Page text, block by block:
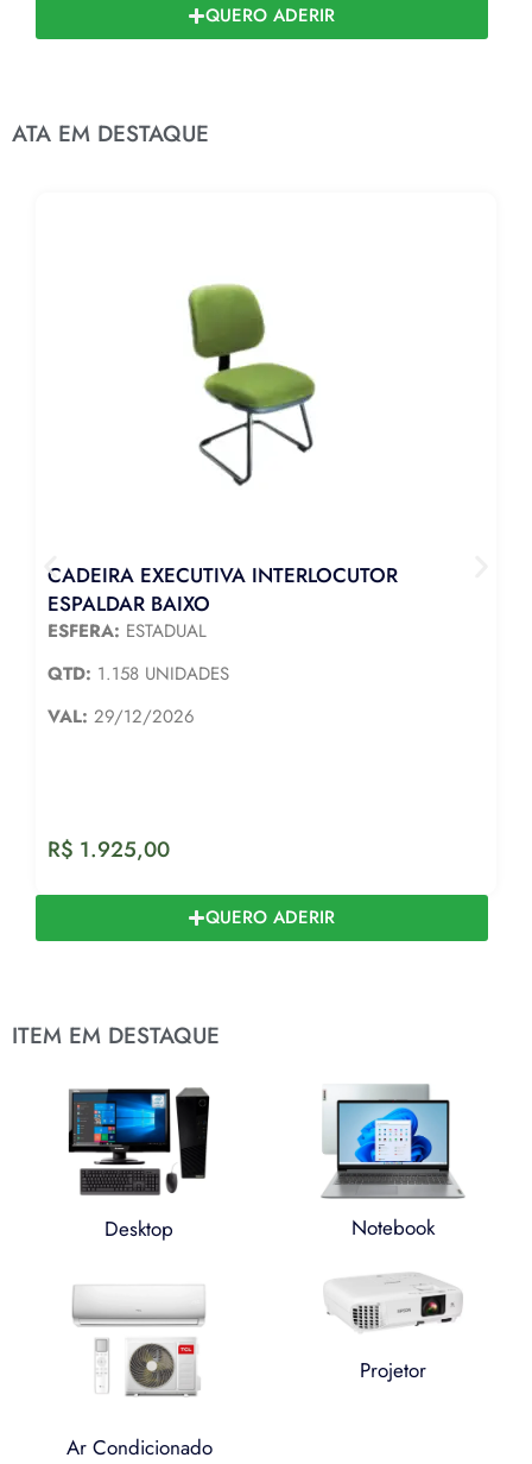
QUERO ADERIR
ATA EM DESTAQUE
CADEIRA EXECUTIVA INTERLOCUTOR
ESPALDAR BAIXO
ESFERA: ESTADUAL
QTD: 1.158 UNIDADES
VAL: 29/12/2026
R$ 1.925,00
QUERO ADERIR
ITEM EM DESTAQUE
Desktop Notebook
Ar Condicionado
Projetor